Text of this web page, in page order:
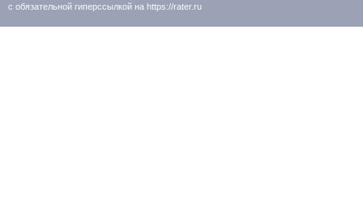
с обязательной гиперссылкой на https://rater.ru